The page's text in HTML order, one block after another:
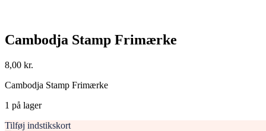
Cambodja Stamp Frimærke
8,00 kr.
Cambodja Stamp Frimærke
1 på lager
Tilføj indstikskort